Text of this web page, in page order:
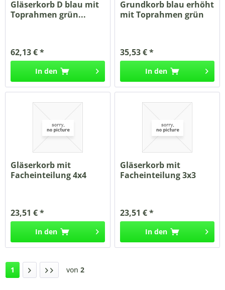
Gläserkorb D blau mit
Toprahmen grün...
62,13 € *
In den
Grundkorb blau erhöht
mit Toprahmen grün
35,53 € *
In den
Gläserkorb mit
Facheinteilung 4x4
23,51 € *
In den
Gläserkorb mit
Facheinteilung 3x3
23,51 € *
In den
1 von 2